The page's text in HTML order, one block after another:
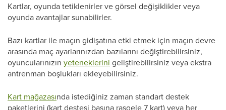
Kartlar, oyunda tetiklenirler ve görsel değişiklikler veya
oyunda avantajlar sunabilirler.
Bazı kartlar ile maçın gidişatına etki etmek için maçın devre
arasında maç ayarlarınızdan bazılarını değiştirebilirsiniz,
oyuncularınızın yeteneklerini geliştirebilirsiniz veya ekstra
antrenman boşlukları ekleyebilirsiniz.
Kart mağazasında istediğiniz zaman standart destek
paketlerini (kart destesi başına rasgele 7 kart) veya her